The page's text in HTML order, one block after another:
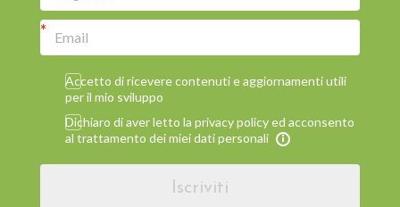
Accetto di ricevere contenuti e aggiornamenti utili
per il mio sviluppo
Dichiaro di aver letto la privacy policy ed acconsento
al trattamento dei miei dati personali
Iscriviti